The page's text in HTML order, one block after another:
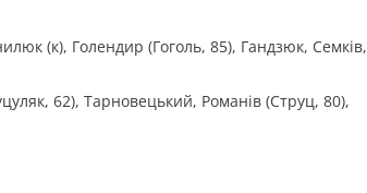
(к), Голендир (Гоголь, 85), Гандзюк, Семків,
62), Тарновецький, Романів (Струц, 80),